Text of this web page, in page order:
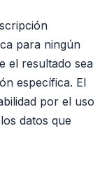
para ningún
el resultado sea
específica. El
por el uso
datos que